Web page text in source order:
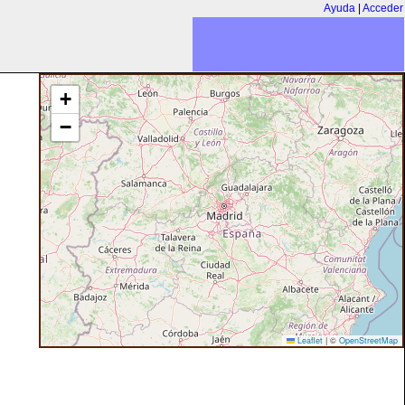
Ayuda Acceder
+
−
Leaflet | © OpenStreetMap